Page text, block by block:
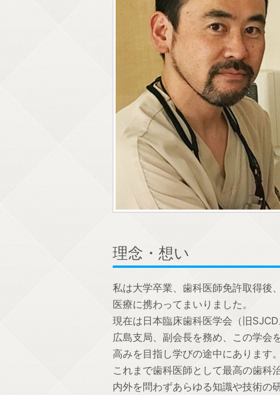
理念・想い
私は大学卒業、歯科医師免許取得後
医療に携わってまいりました。
現在は日本臨床歯科医学会（旧
広島支局、副会長を務め、この学会
高みを目指し学びの途中にあります。
これまで歯科医師として最高の歯科
内外を問わずあらゆる知識や技術の